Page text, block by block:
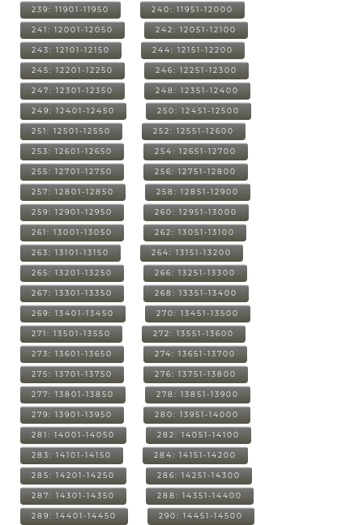
239: 11901-11950 240: 11951-12000
241: 12001-12050 242: 12051-12100
243: 12101-12150 244: 12151-12200
245: 12201-12250 246: 12251-12300
247: 12301-12350 248: 12351-12400
249: 12401-12450 250: 12451-12500
251: 12501-12550 252: 12551-12600
253: 12601-12650 254: 12651-12700
255: 12701-12750 256: 12751-12800
257: 12801-12850 258: 12851-12900
259: 12901-12950 260: 12951-13000
261: 13001-13050 262: 13051-13100
263: 13101-13150 264: 13151-13200
265: 13201-13250 266: 13251-13300
267: 13301-13350 268: 13351-13400
269: 13401-13450 270: 13451-13500
271: 13501-13550 272: 13551-13600
273: 13601-13650 274: 13651-13700
275: 13701-13750 276: 13751-13800
277: 13801-13850 278: 13851-13900
279: 13901-13950 280: 13951-14000
281: 14001-14050 282: 14051-14100
283: 14101-14150 284: 14151-14200
285: 14201-14250 286: 14251-14300
287: 14301-14350 288: 14351-14400
289: 14401-14450 290: 14451-14500